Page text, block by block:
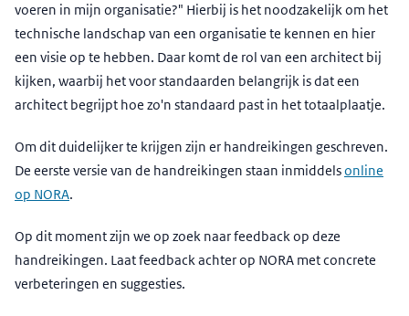
voeren in mijn organisatie?" Hierbij is het noodzakelijk om het
technische landschap van een organisatie te kennen en hier
een visie op te hebben. Daar komt de rol van een architect bij
kijken, waarbij het voor standaarden belangrijk is dat een
architect begrijpt hoe zo'n standaard past in het totaalplaatje.
Om dit duidelijker te krijgen zijn er handreikingen geschreven.
De eerste versie van de handreikingen staan inmiddelsonline
op NORA.
Op dit moment zijn we op zoek naar feedback op deze
handreikingen. Laat feedback achter op NORA met concrete
verbeteringen en suggesties.